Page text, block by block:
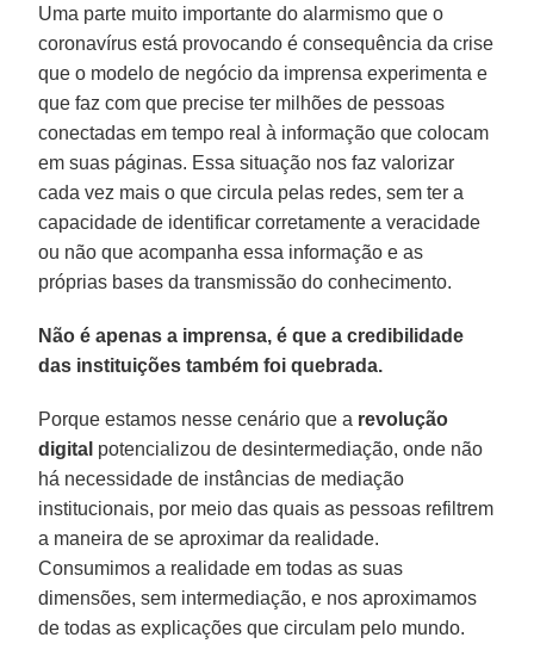
Uma parte muito importante do alarmismo que o
coronavírus está provocando é consequência da crise
que o modelo de negócio da imprensa experimenta e
que faz com que precise ter milhões de pessoas
conectadas em tempo real à informação que colocam
em suas páginas. Essa situação nos faz valorizar
cada vez mais o que circula pelas redes, sem ter a
capacidade de identificar corretamente a veracidade
ou não que acompanha essa informação e as
próprias bases da transmissão do conhecimento.
Não é apenas a imprensa, é que a credibilidade
das instituições também foi quebrada.
Porque estamos nesse cenário que a revolução
digital potencializou de desintermediação, onde não
há necessidade de instâncias de mediação
institucionais, por meio das quais as pessoas refiltrem
a maneira de se aproximar da realidade.
Consumimos a realidade em todas as suas
dimensões, sem intermediação, e nos aproximamos
de todas as explicações que circulam pelo mundo.